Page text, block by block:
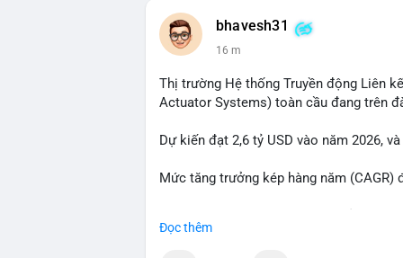
áp lực bán ngắn hạn có thể xuất hiện,
Lời khuyên ngắn gọn cho nhà đầu tư
trọng đòn bẩy. Ngược lại, nếu BTC
tích cực.
#23dot14btc #chuyenvilanh #aplucban
bhavesh31
16 m
Thị trường Hệ thống Truyền động Liên
Actuator Systems) toàn cầu đang trên
Dự kiến đạt 2,6 tỷ USD vào năm 2026,
Mức tăng trưởng kép hàng năm (CAGR)
Đọc thêm